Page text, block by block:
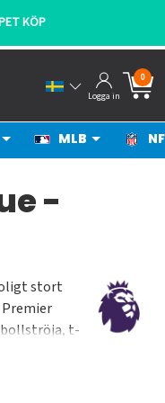
KÖP
Logga in
0
MLB
-
stort
t-
av andra